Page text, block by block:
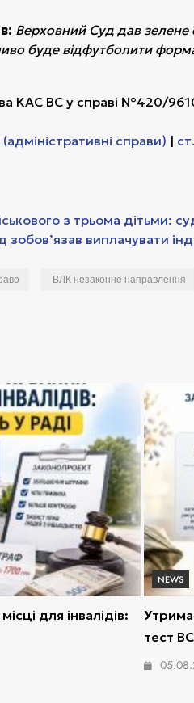
Верховний Суд дав зелене
буде відфутболити
КАС ВС у справі №420/
справи) |
з трьома дітьми:
зобов’язав виплачувати
ВЛК незаконне направлення
для інвалідів:
NEWS
тест